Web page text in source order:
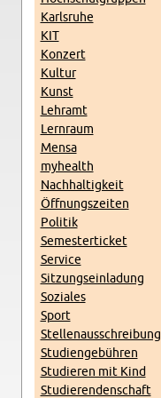
Karls­ru­he
KIT
Kon­zert
Kul­tur
Kunst
Lehr­amt
Lern­raum
Mensa
myhe­alth
Nach­hal­tig­keit
Öff­nungs­zei­ten
Po­li­tik
Se­mes­ter­ti­cket
Ser­vice
Sit­zungs­ein­la­dung
So­zia­les
Sport
Stel­len­aus­schrei­bung
Stu­di­en­ge­büh­ren
Stu­die­ren mit Kind
Stu­die­ren­den­schaft